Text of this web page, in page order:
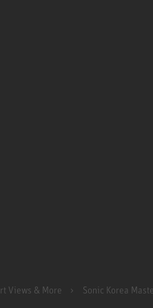
Views & More Sonic Korea